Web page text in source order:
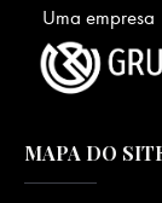
Uma empresa
MAPA DO